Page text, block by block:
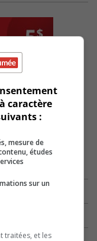
caractère
:
mesure de
études
sur un
traitées, et les